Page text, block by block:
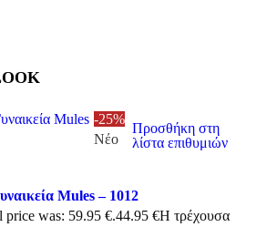
-25%
Νέο
Προσθήκη στη
λίστα επιθυμιών
Mules – 1012
price was: 59.95 €.44.95 €Η τρέχουσα